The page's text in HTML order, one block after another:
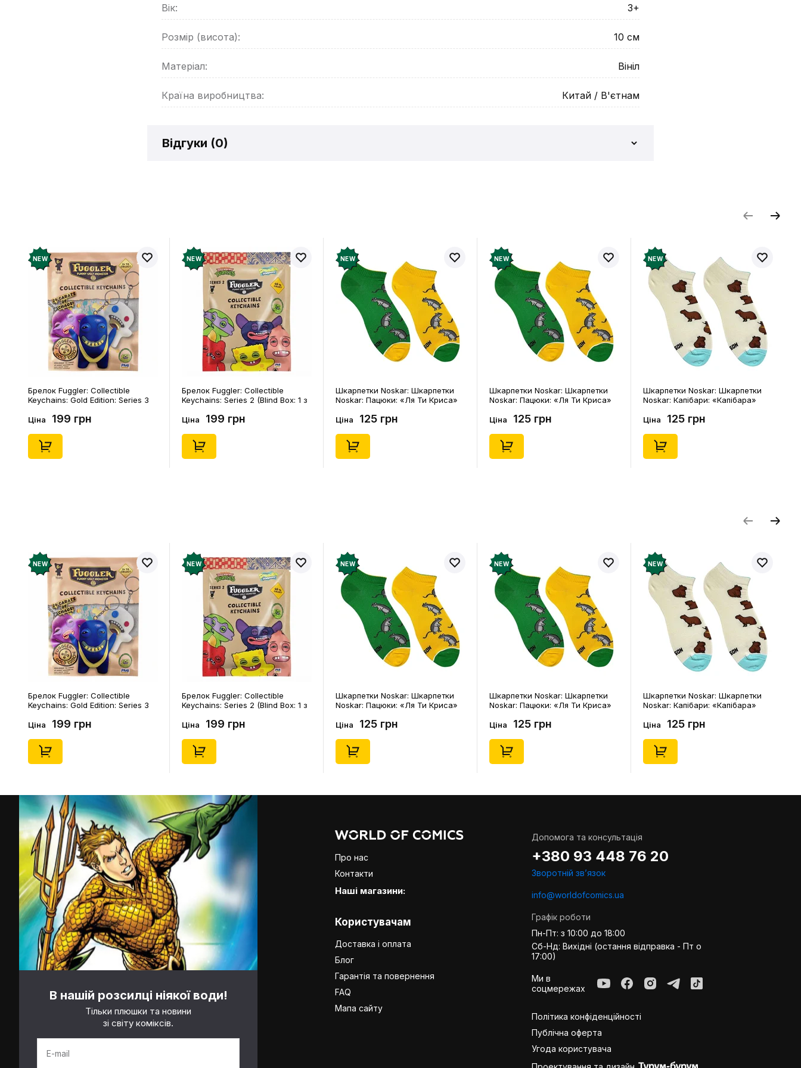
Вік: 3+
Розмір (висота): 10 см
Матеріал: Вініл
Країна виробництва: Китай / В'єтнам
Відгуки (0)
NEW
Брелок Fuggler: Collectible
Keychains: Gold Edition: Series 3
Ціна 199 грн
NEW
Брелок Fuggler: Collectible
Keychains: Series 2 (Blind Box: 1 з
Ціна 199 грн
NEW
Шкарпетки Noskar: Шкарпетки
Noskar: Пацюки: «Ля Ти Криса»
Ціна 125 грн
NEW
Шкарпетки Noskar: Шкарпетки
Noskar: Пацюки: «Ля Ти Криса»
Ціна 125 грн
NEW
Шкарпетки Noskar: Шкарпетки
Noskar: Капібари: «Капібара»
Ціна 125 грн
NEW
Брелок Fuggler: Collectible
Keychains: Gold Edition: Series 3
Ціна 199 грн
NEW
Брелок Fuggler: Collectible
Keychains: Series 2 (Blind Box: 1 з
Ціна 199 грн
NEW
Шкарпетки Noskar: Шкарпетки
Noskar: Пацюки: «Ля Ти Криса»
Ціна 125 грн
NEW
Шкарпетки Noskar: Шкарпетки
Noskar: Пацюки: «Ля Ти Криса»
Ціна 125 грн
NEW
Шкарпетки Noskar: Шкарпетки
Noskar: Капібари: «Капібара»
Ціна 125 грн
В нашій розсилці ніякої води!
Тільки плюшки та новини
зі світу коміксів.
E-mail
Про нас
Контакти
Наші магазини:
Користувачам
Доставка і оплата
Блог
Гарантія та повернення
FAQ
Мапа сайту
Допомога та консультація
+380 93 448 76 20
Зворотній звʼязок
info@worldofcomics.ua
Графік роботи
Пн-Пт: з 10:00 до 18:00
Сб-Нд: Вихідні (остання відправка - Пт о
17:00)
Ми в
соцмережах
Політика конфіденційності
Публiчна оферта
Угода користувача